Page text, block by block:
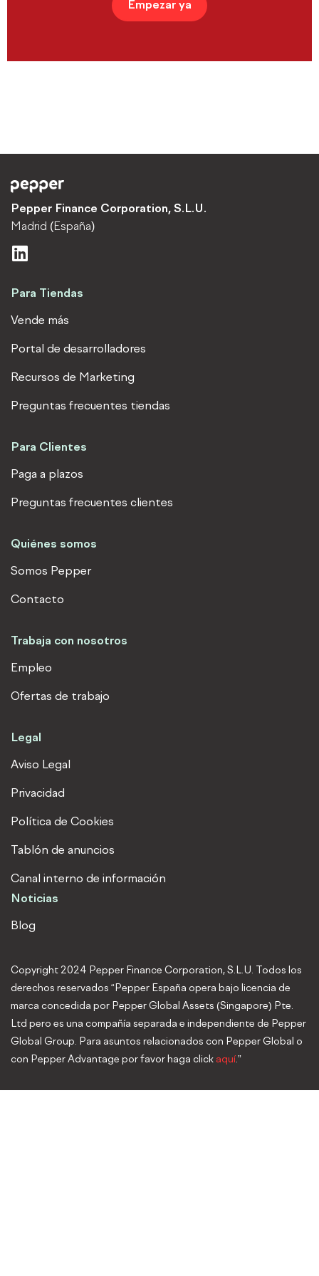
Empezar ya
Pepper Finance Corporation, S.L.U.
Madrid (España)
L
n
e
n
Para Tiendas
Vende más
Portal de desarrolladores
Recursos de Marketing
Preguntas frecuentes tiendas
Para Clientes
Paga a plazos
Preguntas frecuentes clientes
Quiénes somos
Somos Pepper
Contacto
Trabaja con nosotros
Empleo
Ofertas de trabajo
Legal
Aviso Legal
Privacidad
Política de Cookies
Tablón de anuncios
Canal interno de información
Noticias
Blog
Copyright 2024 Pepper Finance Corporation, S.L.U. Todos los
derechos reservados “Pepper España opera bajo licencia de
marca concedida por Pepper Global Assets (Singapore) Pte.
Ltd pero es una compañía separada e independiente de Pepper
Global Group. Para asuntos relacionados con Pepper Global o
con Pepper Advantage por favor haga click aquí.”